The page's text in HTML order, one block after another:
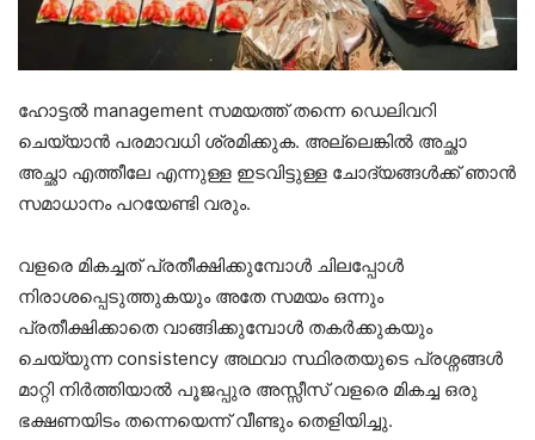
ഹോട്ടൽ management സമയത്ത് തന്നെ ഡെലിവറി
ചെയ്യാൻ പരമാവധി ശ്രമിക്കുക. അല്ലെങ്കിൽ അച്ഛാ
അച്ഛാ എത്തീലേ എന്നുള്ള ഇടവിട്ടുള്ള ചോദ്യങ്ങൾക്ക് ഞാൻ
സമാധാനം പറയേണ്ടി വരും.
വളരെ മികച്ചത് പ്രതീക്ഷിക്കുമ്പോൾ ചിലപ്പോൾ
നിരാശപ്പെടുത്തുകയും അതേ സമയം ഒന്നും
പ്രതീക്ഷിക്കാതെ വാങ്ങിക്കുമ്പോൾ തകർക്കുകയും
ചെയ്യുന്ന consistency അഥവാ സ്ഥിരതയുടെ പ്രശ്നങ്ങൾ
മാറ്റി നിർത്തിയാൽ പൂജപ്പുര അസ്സീസ് വളരെ മികച്ച ഒരു
ഭക്ഷണയിടം തന്നെയെന്ന് വീണ്ടും തെളിയിച്ചു.